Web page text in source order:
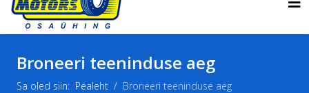
Broneeri teeninduse aeg
Sa oled siin: Pealeht Broneeri teeninduse aeg